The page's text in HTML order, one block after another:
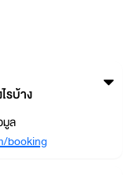
รบ้าง
มูล
booking